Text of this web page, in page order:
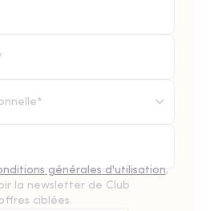
générales d'utilisation,
la newsletter de Club
ciblées.